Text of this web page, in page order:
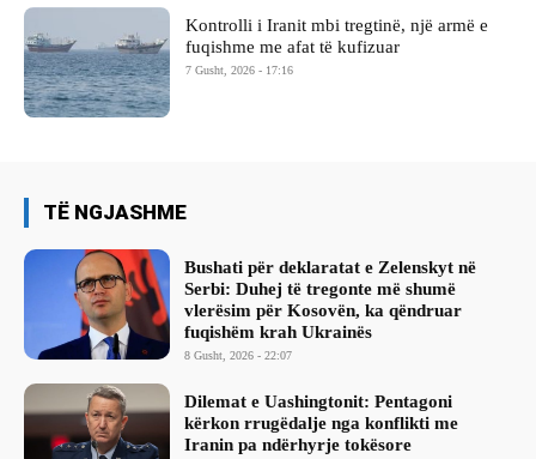
Kontrolli i Iranit mbi tregtinë, një armë e
fuqishme me afat të kufizuar
7 Gusht, 2026 - 17:16
TË NGJASHME
Bushati për deklaratat e Zelenskyt në
Serbi: Duhej të tregonte më shumë
vlerësim për Kosovën, ka qëndruar
fuqishëm krah Ukrainës
8 Gusht, 2026 - 22:07
Dilemat e Uashingtonit: Pentagoni
kërkon rrugëdalje nga konflikti me
Iranin pa ndërhyrje tokësore